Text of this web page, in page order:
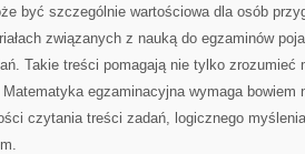
być szczególnie wartościowa dla osób
związanych z nauką do egzaminów
Takie treści pomagają nie tylko zrozumieć
egzaminacyjna wymaga bowiem
czytania treści zadań, logicznego